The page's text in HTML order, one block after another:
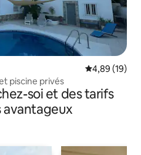
Évaluation
4,89 (19)
piscine privés
soi et des tarifs
avantageux